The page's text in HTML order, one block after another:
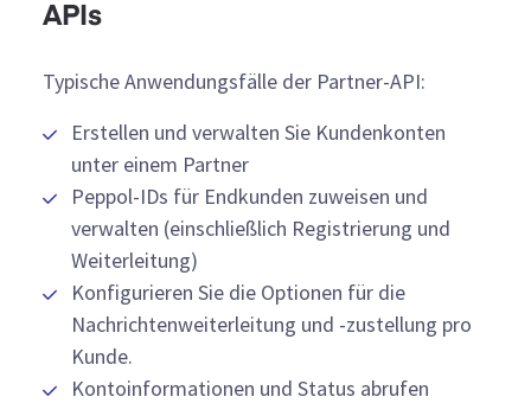
APIs
Typische Anwendungsfälle der Partner-API:
Erstellen und verwalten Sie Kundenkonten
unter einem Partner
Peppol-IDs für Endkunden zuweisen und
verwalten (einschließlich Registrierung und
Weiterleitung)
Konfigurieren Sie die Optionen für die
Nachrichtenweiterleitung und -zustellung pro
Kunde.
Kontoinformationen und Status abrufen